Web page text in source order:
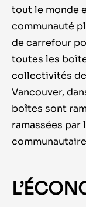
tout le monde
communauté
de carrefour
toutes les
collectivités de
Vancouver,
boîtes sont
ramassées par